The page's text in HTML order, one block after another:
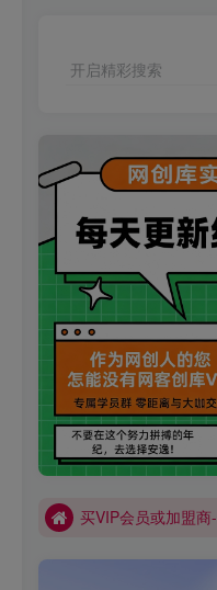
开启精彩搜索
买VIP会员或加盟商
网创库-限时优惠 别
买VIP会员或加盟
网创库-限时优惠 别